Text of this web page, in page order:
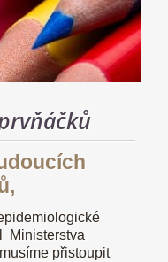
Ministerstva
přistoupit